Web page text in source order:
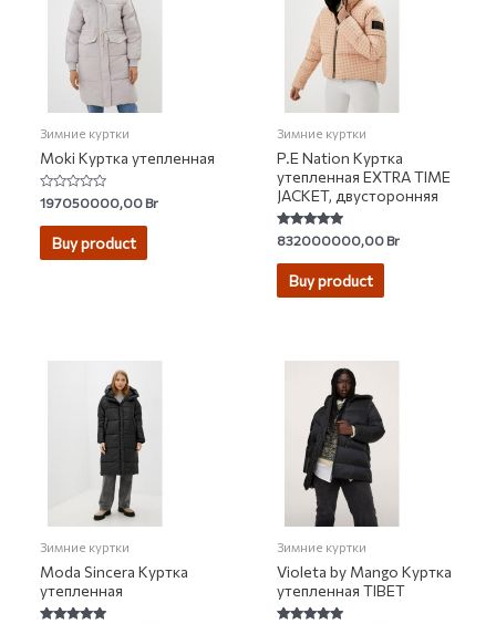
Зимние куртки
Moki Куртка утепленная
Rated
0
out
197050000,00Br
Buy product
Зимние куртки
P.E Nation Куртка
утепленная EXTRA TIME
JACKET, двусторонняя
Rated
5.00
out of 5
832000000,00Br
Buy product
Зимние куртки
Moda Sincera Куртка
утепленная
Зимние куртки
Violeta by Mango Куртка
утепленная TIBET